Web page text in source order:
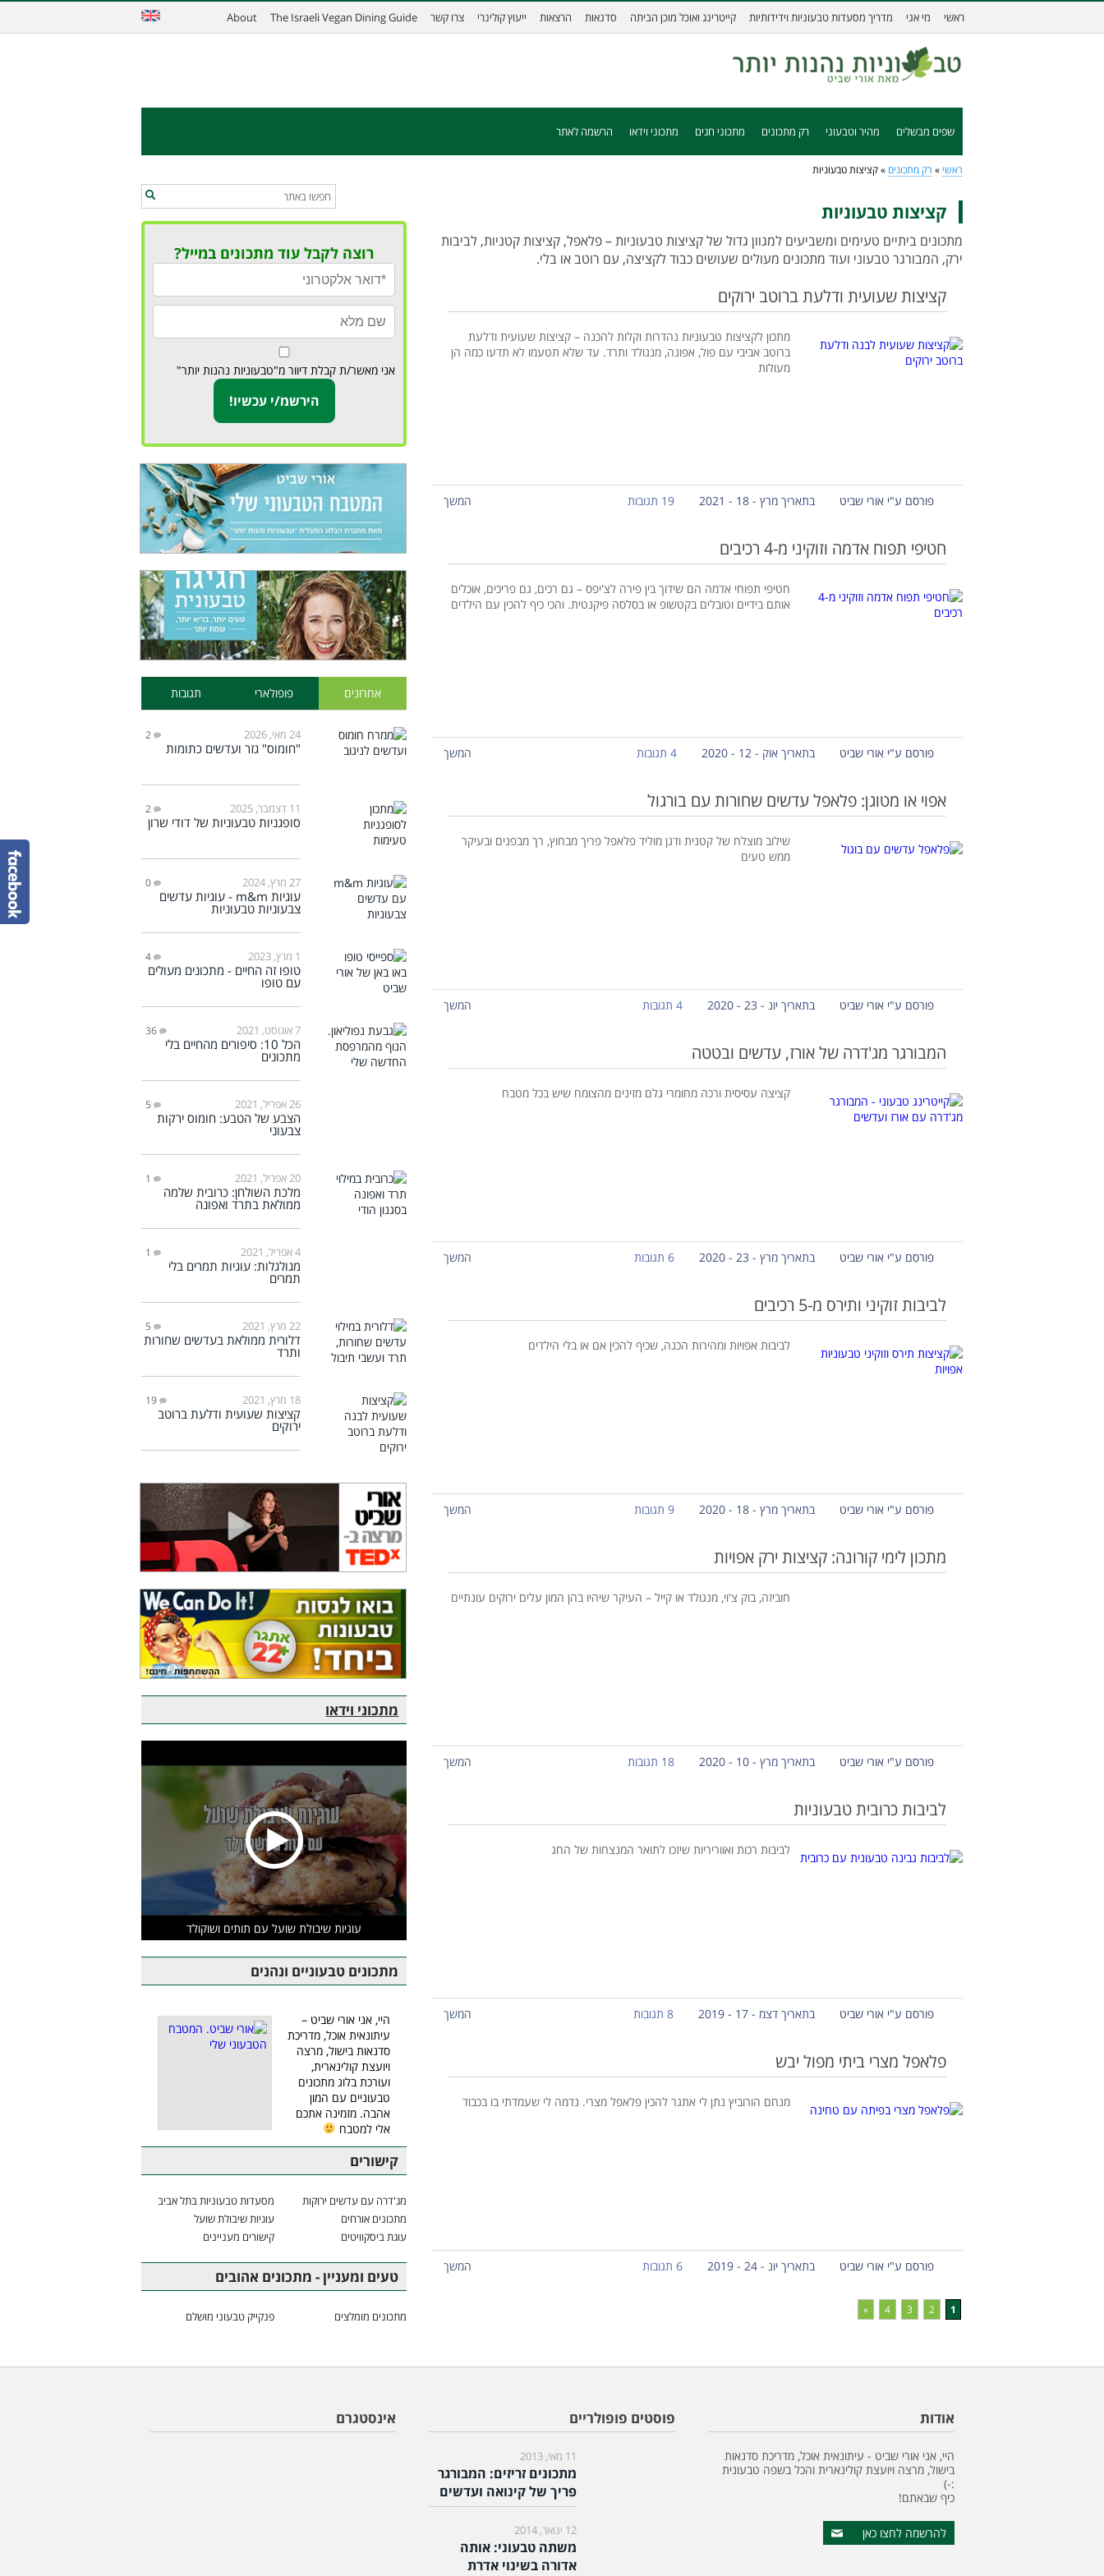
ראשי מי אני מדריך מסעדות טבעוניות וידידותיות קייטרינג ואוכל מוכן הביתה סדנאות הרצאות ייעוץ קולינרי צרו קשר The Israeli Vegan Dining Guide
About
שפים מבשלים מהיר וטבעוני רק מתכונים מתכוני חגים מתכוני וידאו הרשמה לאתר
ראשי » רק מתכונים » קציצות טבעוניות
קציצות טבעוניות
מתכונים ביתיים טעימים ומשביעים למגוון גדול של קציצות טבעוניות – פלאפל, קציצות קטניות, לביבות
ירק, המבורגר טבעוני ועוד מתכונים מעולים שעושים כבוד לקציצה, עם רוטב או בלי.
קציצות שעועית ודלעת ברוטב ירוקים
מתכון לקציצות טבעוניות נהדרות וקלות להכנה – קציצות שעועית ודלעת
ברוטב אביבי עם פול, אפונה, מנגולד ותרד. עד שלא תטעמו לא תדעו כמה הן
מעולות
פורסם ע"י אורי שביט בתאריך מרץ - 18 - 2021 19 תגובות המשך
חטיפי תפוח אדמה וזוקיני מ-4 רכיבים
חטיפי תפוחי אדמה הם שידוך בין פירה לצ'יפס – גם רכים, גם פריכים, אוכלים
אותם בידיים וטובלים בקטשופ או בסלסה פיקנטית. והכי כיף להכין עם הילדים
פורסם ע"י אורי שביט בתאריך אוק - 12 - 2020 4 תגובות המשך
אפוי או מטוגן: פלאפל עדשים שחורות עם בורגול
שילוב מוצלח של קטנית ודגן מוליד פלאפל פריך מבחוץ, רך מבפנים ובעיקר
ממש טעים
פורסם ע"י אורי שביט בתאריך יונ - 23 - 2020 4 תגובות המשך
המבורגר מג'דרה של אורז, עדשים ובטטה
קציצה עסיסית ורכה מחומרי גלם מזינים מהצומח שיש בכל מטבח
פורסם ע"י אורי שביט בתאריך מרץ - 23 - 2020 6 תגובות המשך
לביבות זוקיני ותירס מ-5 רכיבים
לביבות אפויות ומהירות הכנה, שכיף להכין אם או בלי הילדים
פורסם ע"י אורי שביט בתאריך מרץ - 18 - 2020 9 תגובות המשך
מתכון לימי קורונה: קציצות ירק אפויות
חוביזה, בוק צ'וי, מנגולד או קייל – העיקר שיהיו בהן המון עלים ירוקים עונתיים
פורסם ע"י אורי שביט בתאריך מרץ - 10 - 2020 18 תגובות המשך
לביבות כרובית טבעוניות
לביבות רכות ואווריריות שיזכו לתואר המנצחות של החג
פורסם ע"י אורי שביט בתאריך דצמ - 17 - 2019 8 תגובות המשך
פלאפל מצרי ביתי מפול יבש
מנחם הורוביץ נתן לי אתגר להכין פלאפל מצרי. נדמה לי שעמדתי בו בכבוד
פורסם ע"י אורי שביט בתאריך יונ - 24 - 2019 6 תגובות המשך
1
2
3
4
»
רוצה לקבל עוד מתכונים במייל?
אני מאשר/ת קבלת דיוור מ"טבעוניות נהנות יותר"
אחרונים פופולארי תגובות
24 מאי, 2026 2
"חומוס" גזר ועדשים כתומות
11 דצמבר, 2025 2
סופגניות טבעוניות של דודי שרון
27 מרץ, 2024 0
עוגיות m&m - עוגיות עדשים
צבעוניות טבעוניות
1 מרץ, 2023 4
טופו זה החיים - מתכונים מעולים
עם טופו
7 אוגוסט, 2021 36
הכל 10: סיפורים מהחיים בלי
מתכונים
26 אפריל, 2021 5
הצבע של הטבע: חומוס ירקות
צבעוני
20 אפריל, 2021 1
מלכת השולחן: כרובית שלמה
ממולאת בתרד ואפונה
4 אפריל, 2021 1
מגולגלות: עוגיות תמרים בלי
תמרים
22 מרץ, 2021 5
דלורית ממולאת בעדשים שחורות
ותרד
18 מרץ, 2021 19
קציצות שעועית ודלעת ברוטב
ירוקים
מתכוני וידאו
עוגיות שיבולת שועל עם תותים ושוקולד
מתכונים טבעוניים ונהנים
היי, אני אורי שביט –
עיתונאית אוכל, מדריכת
סדנאות בישול, מרצה
ויועצת קולינארית,
ועורכת בלוג מתכונים
טבעוניים עם המון
אהבה. מזמינה אתכם
אלי למטבח
קישורים
מג'דרה עם עדשים ירוקות
מסעדות טבעוניות בתל אביב
מתכונים אורחים
עוגיות שיבולת שועל
עוגת ביסקוויטים
קישורים מעניינים
טעים ומעניין - מתכונים אהובים
מתכונים מומלצים פנקייק טבעוני מושלם
אודות
היי, אני אורי שביט - עיתונאית אוכל, מדריכת סדנאות
בישול, מרצה ויועצת קולינארית והכל בשפה טבעונית
:-)
כיף שבאתם!
להרשמה לחצו כאן
פוסטים פופולריים
11 מאי, 2013
מתכונים זריזים: המבורגר
פריך של קינואה ועדשים
12 ינואר, 2014
משתה טבעוני: אותה
אדורה בשינוי אדרת
אינסטגרם